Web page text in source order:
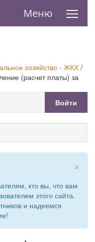
Меню ≡
хозяйство - ЖКХ /
(расчет платы) за
Войти
×
кто вы, что вам
этого сайта.
и надеемся